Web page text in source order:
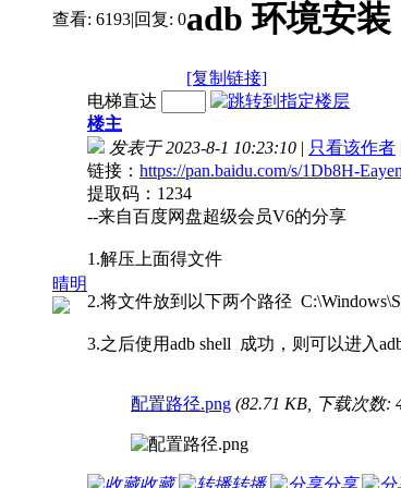
查看: 6193|回复: 0adb 环境安装
[复制链接]
晴明
电梯直达
楼主
发表于 2023-8-1 10:23:10 | 只看该作者
链接： https://pan.baidu.com/s/1Db8H-
提取码：1234
--来自百度网盘超级会员V6的分享
1.解压上面得文件
2.将文件放到以下两个路径
3.之后使用adb shell 成功，则可以进入
配置路径.png (82.71 KB, 下载次数:
收藏 转播 分享